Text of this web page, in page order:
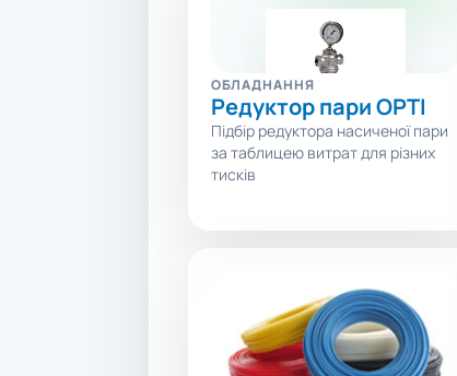
ОБЛАДНАННЯ
Редуктор пари OPTI
Підбір редуктора насиченої пари
за таблицею витрат для різних
тисків